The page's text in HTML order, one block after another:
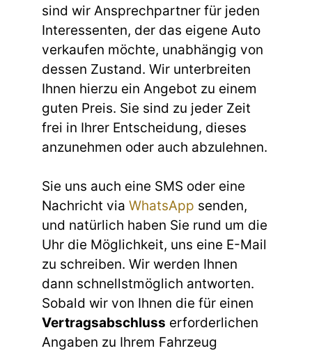
sind wir Ansprechpartner für jeden
Interessenten, der das eigene Auto
verkaufen möchte, unabhängig von
dessen Zustand. Wir unterbreiten
Ihnen hierzu ein Angebot zu einem
guten Preis. Sie sind zu jeder Zeit
frei in Ihrer Entscheidung, dieses
anzunehmen oder auch abzulehnen.
Sie uns auch eine SMS oder eine
Nachricht via WhatsApp senden,
und natürlich haben Sie rund um die
Uhr die Möglichkeit, uns eine E-Mail
zu schreiben. Wir werden Ihnen
dann schnellstmöglich antworten.
Sobald wir von Ihnen die für einen
Vertragsabschluss erforderlichen
Angaben zu Ihrem Fahrzeug